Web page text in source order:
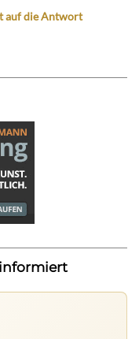
auf die Antwort